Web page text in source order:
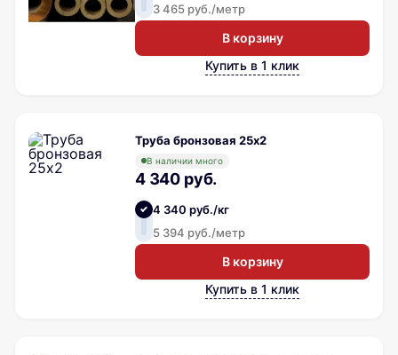
3 465 руб./метр
В корзину
Купить в 1 клик
Труба бронзовая 25х2
В наличии много
4 340 руб.
4 340 руб./кг
5 394 руб./метр
В корзину
Купить в 1 клик